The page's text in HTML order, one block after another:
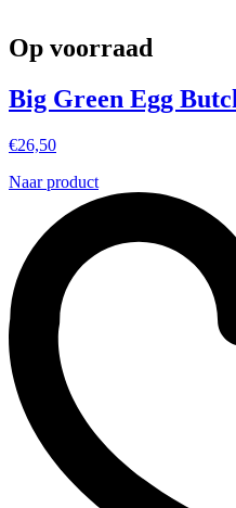
Op voorraad
Big Green Egg
€26,50
Naar product